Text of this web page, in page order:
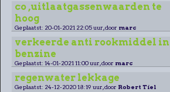
co ,uitlaatgassenwaarden te
hoog
Geplaatst: 20-01-2021 22:05 uur, door marc
verkeerde anti rookmiddel in
benzine
Geplaatst: 14-01-2021 11:00 uur, door marc
regenwater lekkage
Geplaatst: 24-12-2020 18:19 uur, door Robert Tiel